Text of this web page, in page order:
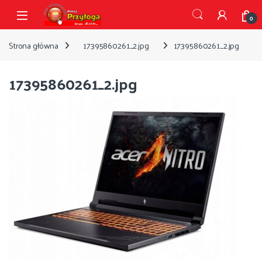
Przejdź do nawigacji
Przejdź do treści
Open 0
Strona główna 17395860261_2.jpg 17395860261_2.jpg
17395860261_2.jpg